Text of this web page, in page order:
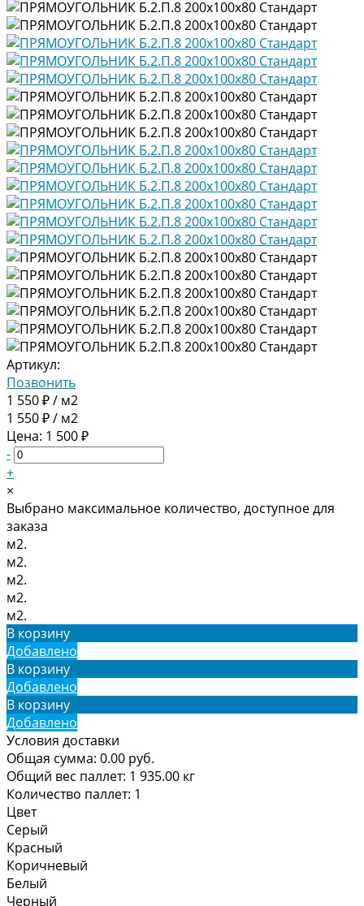
Артикул:
Позвонить
1 550 ₽ / м2
1 550 ₽ / м2
Цена: 1 500 ₽
-
+
×
Выбрано максимальное количество, доступное для
заказа
м2.
м2.
м2.
м2.
м2.
В корзину
Добавлено
В корзину
Добавлено
В корзину
Добавлено
Условия доставки
Общая сумма: 0.00 руб.
Общий вес паллет: 1 935.00 кг
Количество паллет: 1
Цвет
Серый
Красный
Коричневый
Белый
Черный